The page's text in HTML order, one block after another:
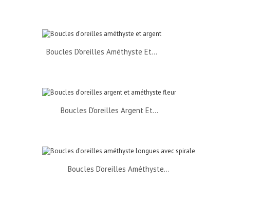
Boucles D'oreilles Améthyste Et...
Boucles D'oreilles Argent Et...
Boucles D'oreilles Améthyste...